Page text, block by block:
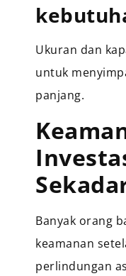
Ukuran dan
untuk
panjang.
Banyak orang
keamanan
perlindungan